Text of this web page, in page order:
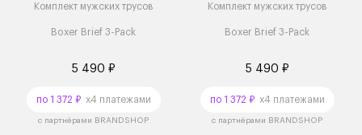
Комплект мужских трусов
Boxer Brief 3-Pack
5 490 ₽
по 1 372 ₽x4 платежами
с партнёрами BRANDSHOP
Комплект мужских трусов
Boxer Brief 3-Pack
5 490 ₽
по 1 372 ₽x4 платежами
с партнёрами BRANDSHOP